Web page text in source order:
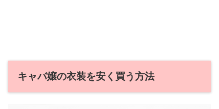
キャバ嬢の衣装を安く買う方法